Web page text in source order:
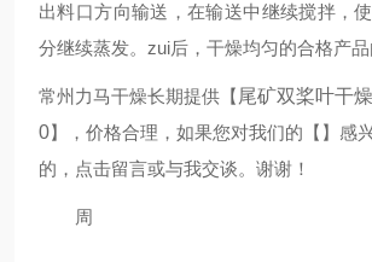
出料口方向输送，在输送中继续搅拌，
分继续蒸发。zui后，干燥均匀的合格产
常州力马干燥长期提供 【 尾矿双桨叶干
0】 ，价格合理，如果您对我们的 【 】 感
的，点击留言或与我交谈。谢谢！
周